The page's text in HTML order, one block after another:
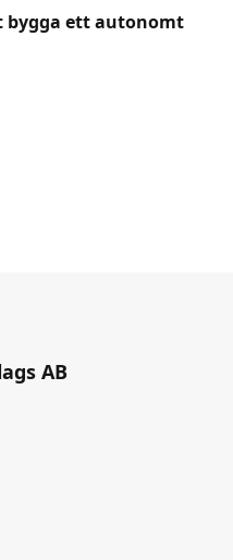
bygga ett autonomt
AB